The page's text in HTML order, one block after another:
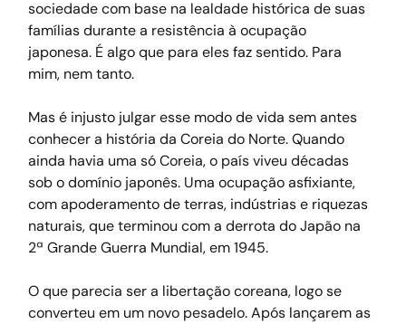
sociedade com base na lealdade histórica de suas
famílias durante a resistência à ocupação
japonesa. É algo que para eles faz sentido. Para
mim, nem tanto.
Mas é injusto julgar esse modo de vida sem antes
conhecer a história da Coreia do Norte. Quando
ainda havia uma só Coreia, o país viveu décadas
sob o domínio japonês. Uma ocupação asfixiante,
com apoderamento de terras, indústrias e riquezas
naturais, que terminou com a derrota do Japão na
2ª Grande Guerra Mundial, em 1945.
O que parecia ser a libertação coreana, logo se
converteu em um novo pesadelo. Após lançarem as